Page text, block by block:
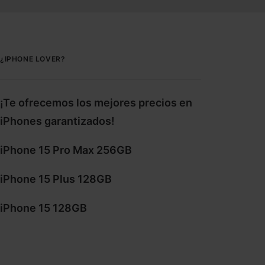
¿IPHONE LOVER?
¡Te ofrecemos los mejores precios en
iPhones garantizados!
iPhone 15 Pro Max 256GB
iPhone 15 Plus 128GB
iPhone 15 128GB